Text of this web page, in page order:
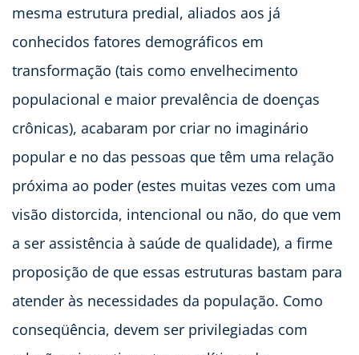
mesma estrutura predial, aliados aos já
conhecidos fatores demográficos em
transformação (tais como envelhecimento
populacional e maior prevalência de doenças
crônicas), acabaram por criar no imaginário
popular e no das pessoas que têm uma relação
próxima ao poder (estes muitas vezes com uma
visão distorcida, intencional ou não, do que vem
a ser assistência à saúde de qualidade), a firme
proposição de que essas estruturas bastam para
atender às necessidades da população. Como
conseqüência, devem ser privilegiadas com